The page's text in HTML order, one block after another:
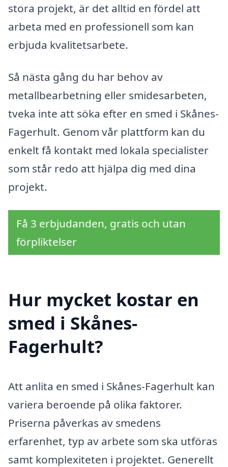
stora projekt, är det alltid en fördel att
arbeta med en professionell som kan
erbjuda kvalitetsarbete.
Så nästa gång du har behov av
metallbearbetning eller smidesarbeten,
tveka inte att söka efter en smed i Skånes-
Fagerhult. Genom vår plattform kan du
enkelt få kontakt med lokala specialister
som står redo att hjälpa dig med dina
projekt.
Få 3 erbjudanden, gratis och utan
förpliktelser
Hur mycket kostar en
smed i Skånes-
Fagerhult?
Att anlita en smed i Skånes-Fagerhult kan
variera beroende på olika faktorer.
Priserna påverkas av smedens
erfarenhet, typ av arbete som ska utföras
samt komplexiteten i projektet. Generellt